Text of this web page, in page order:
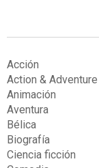
Acción
Action & Adventure
Animación
Aventura
Bélica
Biografía
Ciencia ficción